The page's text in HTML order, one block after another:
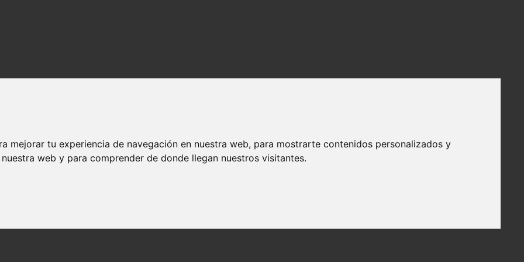
mejorar tu experiencia de navegación en nuestra web, para mostrarte contenidos personalizados y
web y para comprender de donde llegan nuestros visitantes.